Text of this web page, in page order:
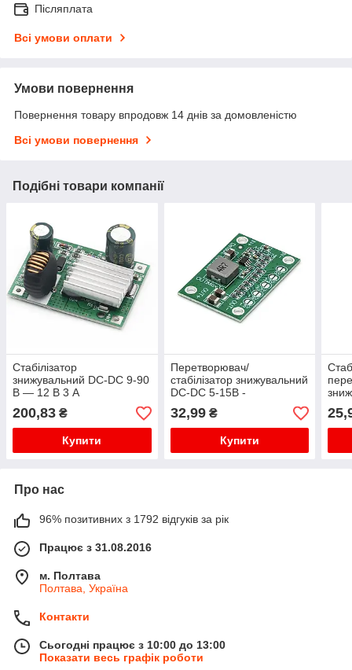
Післяплата
Всі умови оплати
Умови повернення
Повернення товару впродовж 14 днів за домовленістю
Всі умови повернення
Подібні товари компанії
Стабілізатор
знижувальний DC-DC 9-90
В — 12 В 3 А
200,83 ₴
Купити
Перетворювач/
стабілізатор знижувальний
DC-DC 5-15В -
1.5/1.8/2.5/3.3/5В 3А
MP1495 CA-1235
32,99₴
Купити
12В
Про нас
96% позитивних з 1792 відгуків за рік
Працює з 31.08.2016
м. Полтава
Полтава, Україна
Контакти
Сьогодні працює з 10:00 до 13:00
Показати весь графік роботи